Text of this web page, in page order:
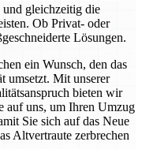
gleichzeitig die
Ob Privat- oder
Lösungen.
ein Wunsch, den das
umsetzt. Mit unserer
bieten wir
auf uns, um Ihren Umzug
Sie sich auf das Neue
Altvertraute zerbrechen